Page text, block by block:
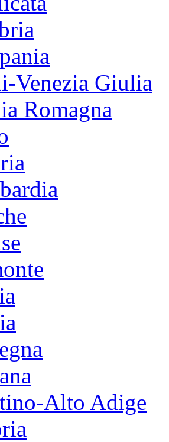
Venezia Giulia
Romagna
Alto Adige